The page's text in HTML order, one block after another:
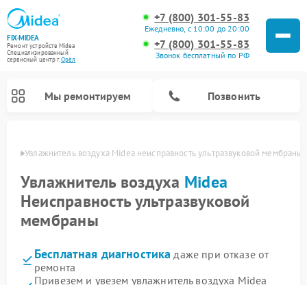
FIX-MIDEA
Ремонт устройств Midea
Специализированный
cервисный центр г.Орёл
+7 (800) 301-55-83
Ежедневно, с 10:00 до 20:00
+7 (800) 301-55-83
Звонок бесплатный по РФ
Мы ремонтируем Позвонить
Увлажнитель воздуха Midea неисправность ультразвуковой мембраны
Увлажнитель воздуха Midea
Неисправность ультразвуковой
мембраны
Бесплатная диагностика даже при отказе от
ремонта
Привезем и увезем увлажнитель воздуха Midea